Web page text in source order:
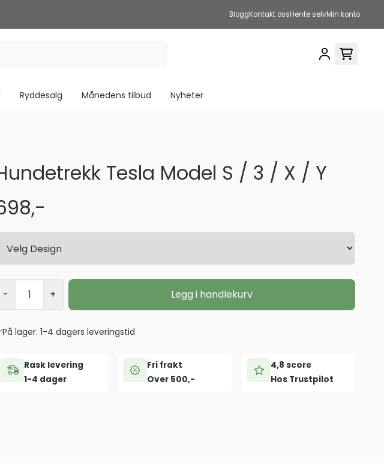
BloggKontakt ossHente selvMin konto
Ryddesalg Månedens tilbud Nyheter
Tesla Model S / 3 / X / Y
- + Legg i handlekurv
På lager. 1-4 dagers leveringstid
Rask levering
1-4 dager
Fri frakt
Over 500,-
4,8 score
Hos Trustpilot